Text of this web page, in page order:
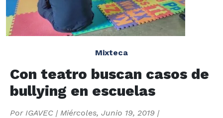
Mixteca
Con teatro buscan casos de
bullying en escuelas
Por IGAVEC | Miércoles, Junio 19, 2019 |